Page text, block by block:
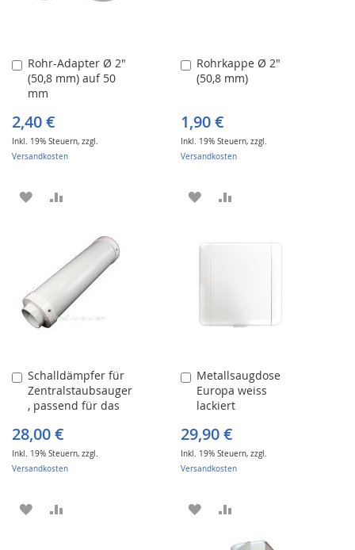
Rohr-Adapter Ø 2"
(50,8 mm) auf 50
mm
2,40 €
Inkl. 19% Steuern, zzgl.
Versandkosten
In
den
Warenkorb
ZUR
HINZUFÜGENHINZUFÜGEN
Rohrkappe Ø 2"
(50,8 mm)
1,90 €
Inkl. 19% Steuern,zzgl.
Versandkosten
In
den
ZUR
Schalldämpfer für
Zentralstaubsauger
, passend für das
28,00 €
Inkl. 19% Steuern, zzgl.
Versandkosten
In
den
Warenkorb
ZUR
Metallsaugdose
Europa weiss
lackiert
29,90 €
Inkl. 19% Steuern,zzgl.
Versandkosten
In
den
Warenkorb
ZUR